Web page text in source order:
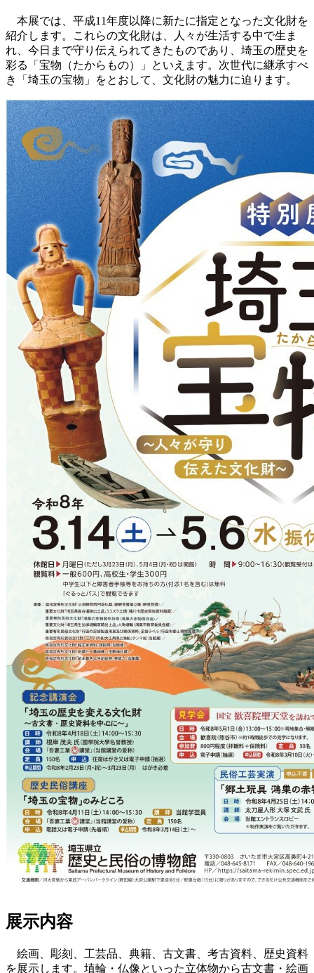
本展では、平成11年度以降に新たに指定となった文化財を
紹介します。これらの文化財は、人々が生活する中で生ま
れ、今日まで守り伝えられてきたものであり、埼玉の歴史を
彩る「宝物（たからもの）」といえます。次世代に継承すべ
き「埼玉の宝物」をとおして、文化財の魅力に迫ります。
展示内容
絵画、彫刻、工芸品、典籍、古文書、考古資料、歴史資料
を展示します。埴輪・仏像といった立体物から古文書・絵画